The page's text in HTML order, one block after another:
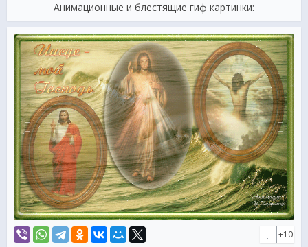
Анимационные и блестящие гиф картинки:
+10